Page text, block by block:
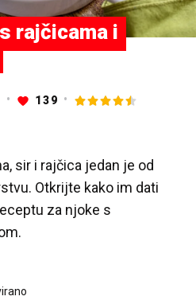
rajčicama i
139
sir i rajčica jedan je od
Otkrijte kako im dati
za njoke s